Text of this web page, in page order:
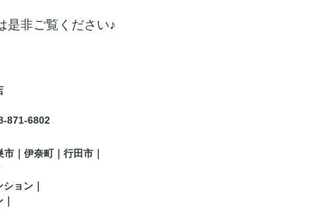
是非ご覧ください♪
871-6802
市｜伊奈町｜行田市
ョン｜